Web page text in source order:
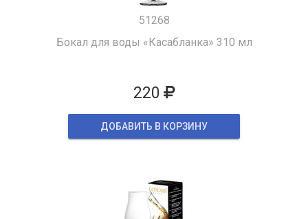
51268
Бокал для воды «Касабланка» 310 мл
220
ДОБАВИТЬ В КОРЗИНУ